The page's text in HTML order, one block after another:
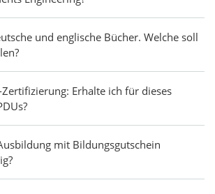
und englische Bücher. Welche soll
Zertifizierung: Erhalte ich für dieses
mit Bildungsgutschein